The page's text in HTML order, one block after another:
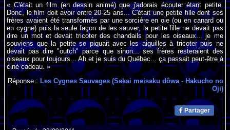
« C'était un film (en dessin animé) que j'adorais écouter étant petite.
Donc, le film doit avoir entre 20-25 ans... C'était une petite fille dont ses
frères avaient été transformés par une sorcière en oie (ou en canard ou
en cygne) puis la seule façon de les sauver, la petite fille ne devait pas
dire un mot et devait tricoter des chandails pour les oiseaux... je me
souviens que la petite se piquait avec les aiguilles à tricoter puis ne
devait pas dire "outch" parce que sinon... ses frères resteraient des
oiseaux pour toujours... Ah et je suis du Québec... ça passait peut-être à
ciné cadeau. »
Réponse : Les Cygnes Sauvages (Sekai meisaku dôwa - Hakucho no
Oji)
Partager